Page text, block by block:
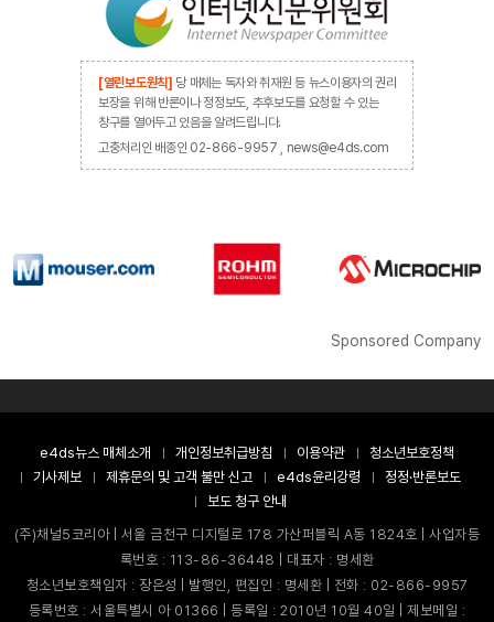
[열린보도원칙] 당 매체는 독자와 취재원 등 뉴스이용자의 권리
보장을 위해 반론이나 정정보도, 추후보도를 요청할 수 있는
창구를 열어두고 있음을 알려드립니다.
고충처리인 배종인 02-866-9957 , news@e4ds.com
Sponsored Company
e4ds뉴스 매체소개 개인정보취급방침 이용약관
청소년보호정책
기사제보
제휴문의 및 고객 불만 신고 e4ds윤리강령
정정·반론보도
보도 청구 안내
(주)채널5코리아 | 서울 금천구 디지털로 178 가산퍼블릭 A동 1824호 | 사업자등
록번호 : 113-86-36448 | 대표자 : 명세환
청소년보호책임자 : 장은성 | 발행인, 편집인 : 명세환 | 전화 : 02-866-9957
등록번호 : 서울특별시 아 01366 | 등록일 : 2010년 10월 40일 | 제보메일 :